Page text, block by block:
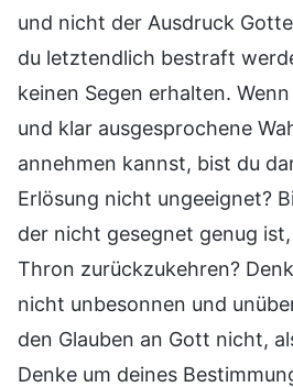
und nicht der Ausdruck
du letztendlich bestraft
keinen Segen erhalten.
und klar ausgesprochene
annehmen kannst, bist du
Erlösung nicht ungeeignet?
der nicht gesegnet genug
Thron zurückzukehren?
nicht unbesonnen und
den Glauben an Gott nicht,
Denke um deines